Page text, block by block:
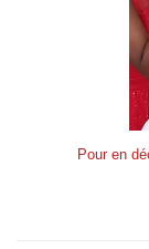
Pour en